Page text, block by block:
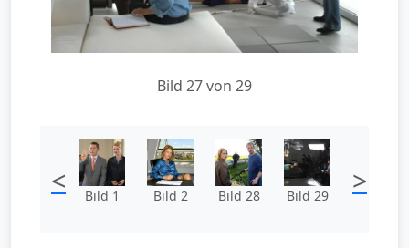
Bild 27 von 29
< Bild 1 Bild 2 Bild 28 Bild 29 >